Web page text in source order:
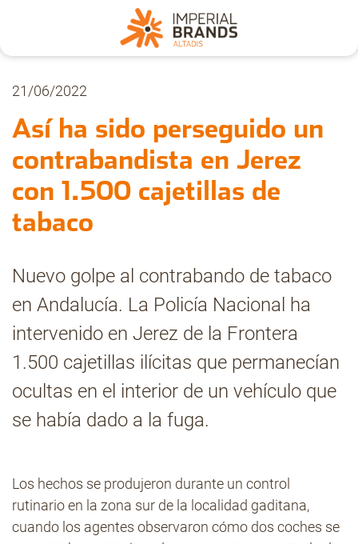
Nosotros
Secciones
Denuncia
Archivo
Estadísticas CMT
Contacto
21/06/2022
Así ha sido perseguido un
contrabandista en Jerez
con 1.500 cajetillas de
tabaco
Nuevo golpe al contrabando de tabaco
en Andalucía. La Policía Nacional ha
intervenido en Jerez de la Frontera
1.500 cajetillas ilícitas que permanecían
ocultas en el interior de un vehículo que
se había dado a la fuga.
Los hechos se produjeron durante un control
rutinario en la zona sur de la localidad gaditana,
cuando los agentes observaron cómo dos coches se